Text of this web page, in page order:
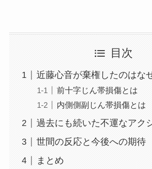
目次
近藤心音が棄権したのはな
前十字じん帯損傷とは
内側側副じん帯損傷とは
過去にも続いた不運なアク
世間の反応と今後への期待
まとめ